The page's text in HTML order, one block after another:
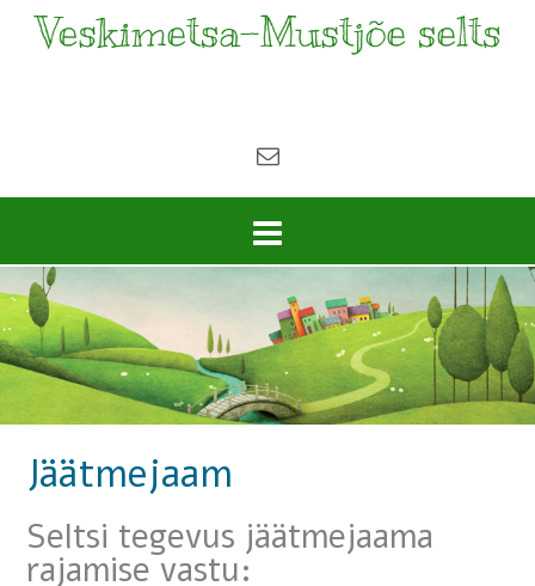
Jäätmejaam
Seltsi tegevus jäätmejaama
rajamise vastu: